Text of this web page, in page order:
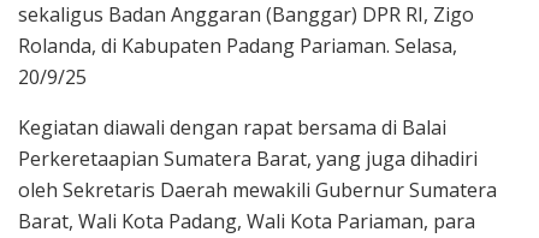
sekaligus Badan Anggaran (Banggar) DPR RI, Zigo
Rolanda, di Kabupaten Padang Pariaman. Selasa,
20/9/25
Kegiatan diawali dengan rapat bersama di Balai
Perkeretaapian Sumatera Barat, yang juga dihadiri
oleh Sekretaris Daerah mewakili Gubernur Sumatera
Barat, Wali Kota Padang, Wali Kota Pariaman, para